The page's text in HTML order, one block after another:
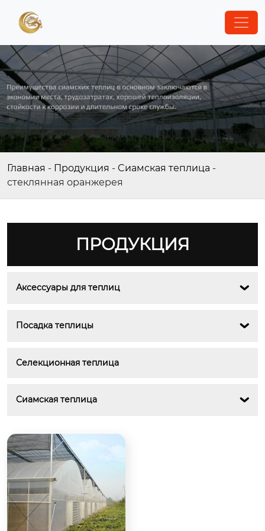
Главная - Продукция - Cиамская теплица -
стеклянная оранжерея
ПРОДУКЦИЯ
Аксессуары для теплиц 
Посадка теплицы 
Селекционная теплица
Cиамская теплица 